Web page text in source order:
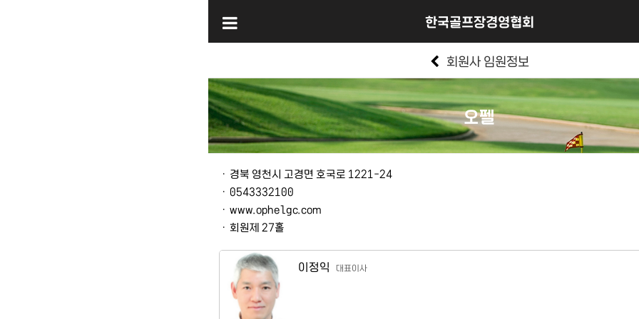
한국골프장경영협회
회원사 임원정보
오펠
본문
ㆍ 경북 영천시 고경면 호국로 1221-24
ㆍ 0543332100
ㆍ www.ophelgc.com
ㆍ 회원제 27홀
이정익 대표이사